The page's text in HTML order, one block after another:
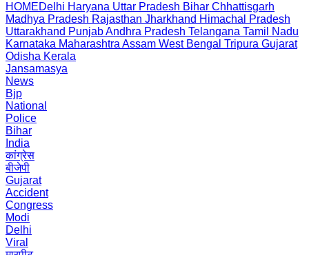
HOMEDelhi Haryana Uttar Pradesh Bihar Chhattisgarh
Madhya Pradesh Rajasthan Jharkhand Himachal Pradesh
Uttarakhand PunjabAndhra Pradesh Telangana Tamil Nadu
Karnataka Maharashtra Assam West Bengal Tripura Gujarat
Odisha Kerala
Jansamasya
News
Bjp
National
Police
Bihar
India
कांग्रेस
बीजेपी
Gujarat
Accident
Congress
Modi
Delhi
Viral